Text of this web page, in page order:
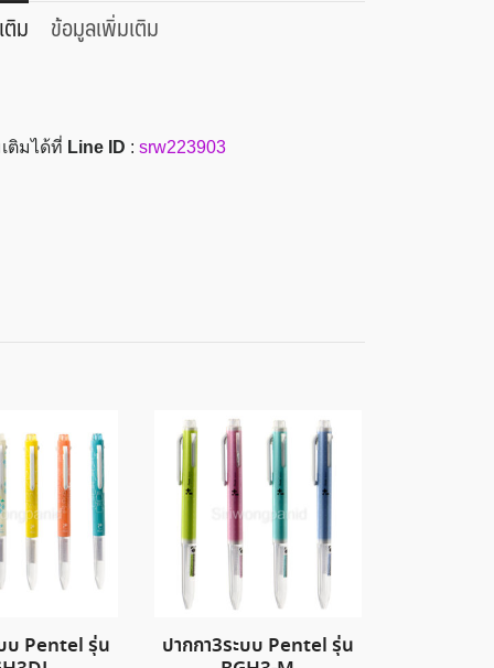
ติม ข้อมูลเพิ่มเติม
ติมได้ที่ Line ID : srw223903
บ Pentel รุ่น
ปากกา3ระบบ Pentel รุ่น